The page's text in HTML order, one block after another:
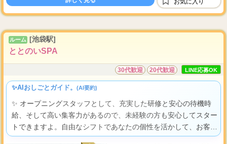
分)
1...
お気に入り
ルーム [池袋駅]
ととのいSPA
30代歓迎 20代歓迎 LINE応募OK
✨AIおしごとガイド。 (AI要約)
✨ オープニングスタッフとして、充実した研修と安心の待機時
給、そして高い集客力があるので、未経験の方も安心してスター
トできますよ。自由なシフトであなたの個性を活かして、お客様
を笑顔にする喜びと、頑張りがしっかりお給料になる達成感をき